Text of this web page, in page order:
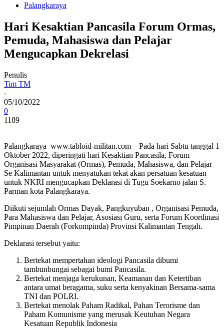
Palangkaraya
Hari Kesaktian Pancasila Forum Ormas,
Pemuda, Mahasiswa dan Pelajar
Mengucapkan Dekrelasi
Penulis
Tim TM
-
05/10/2022
0
1189
Palangkaraya www.tabloid-militan.com – Pada hari Sabtu tanggal 1
Oktober 2022, diperingati hari Kesaktian Pancasila, Forum
Organisasi Masyarakat (Ormas), Pemuda, Mahasiswa, dan Pelajar
Se Kalimantan untuk menyatukan tekat akan persatuan kesatuan
untuk NKRI mengucapkan Deklarasi di Tugu Soekarno jalan S.
Parman kota Palangkaraya.
Diikuti sejumlah Ormas Dayak, Pangkuyuban , Organisasi Pemuda,
Para Mahasiswa dan Pelajar, Asosiasi Guru, serta Forum Koordinasi
Pimpinan Daerah (Forkompinda) Provinsi Kalimantan Tengah.
Deklarasi tersebut yaitu:
Bertekat mempertahan ideologi Pancasila dibumi
tambunbungai sebagai bumi Pancasila.
Bertekat menjaga kerukunan, Keamanan dan Ketertiban
antara umat beragama, suku serta kenyakinan Bersama-sama
TNI dan POLRI.
Bertekat menolak Paham Radikal, Pahan Terorisme dan
Paham Komunisme yang merusak Keutuhan Negara
Kesatuan Republik Indonesia